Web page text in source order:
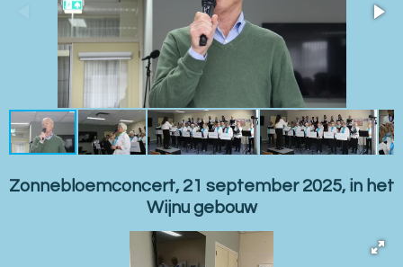
Zonnebloemconcert, 21 september 2025, in het
Wijnu gebouw